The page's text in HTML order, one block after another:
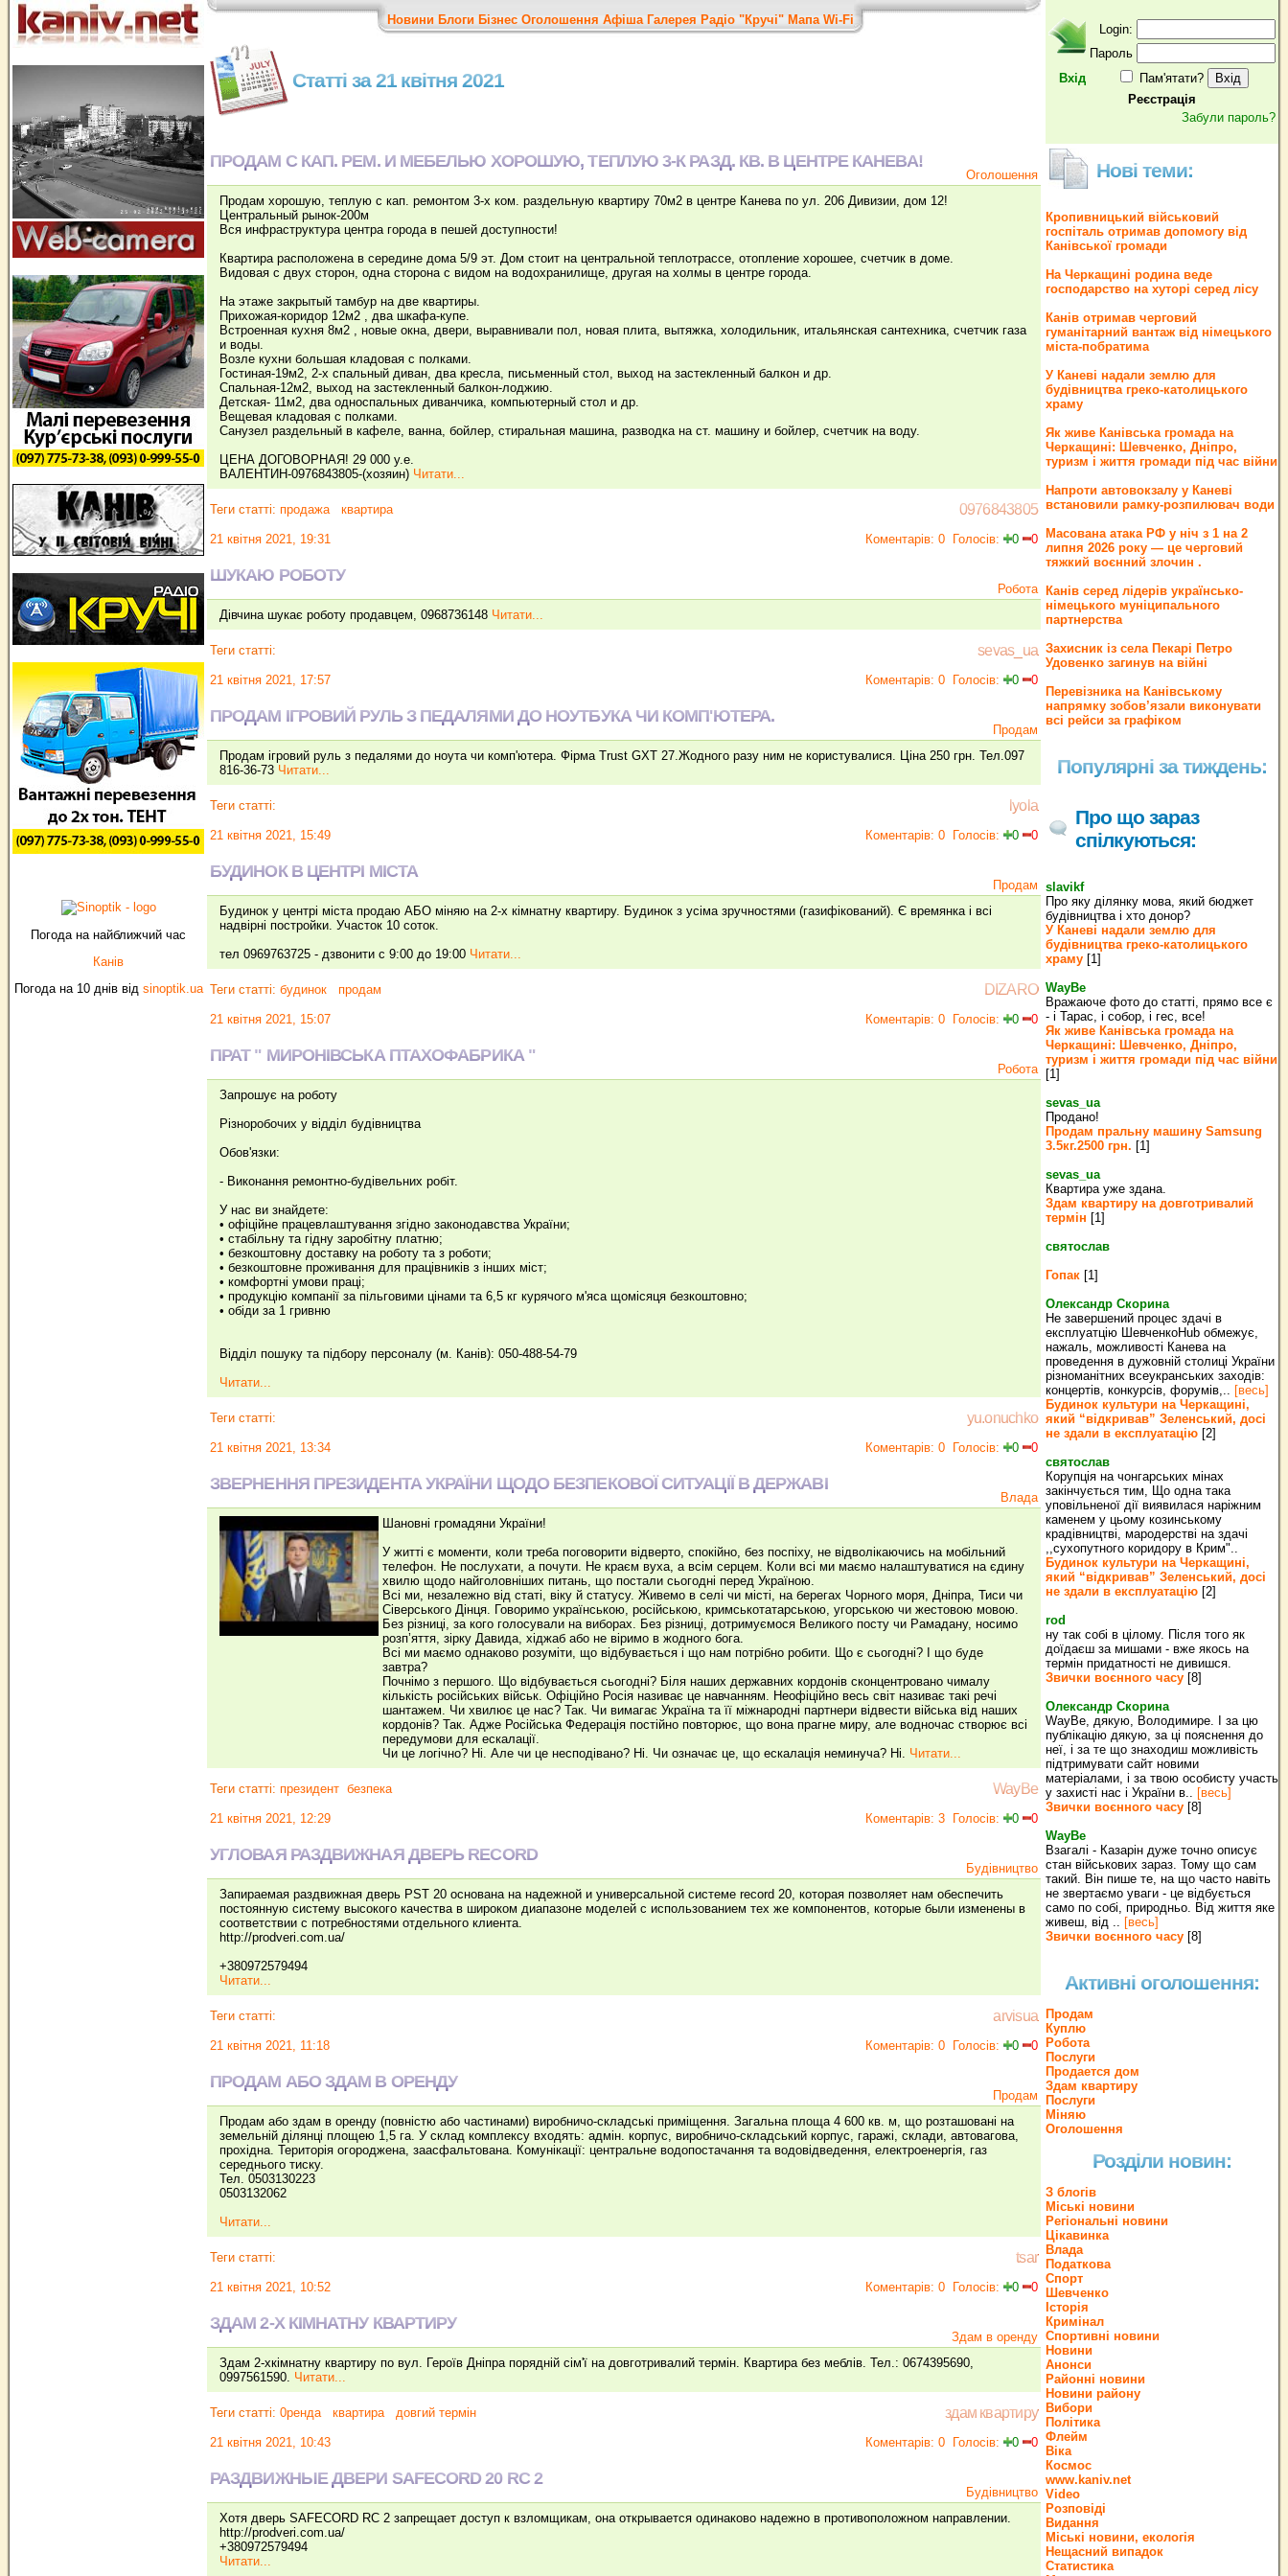
Погода на найближчий час
Канів
Погода на 10 днів від sinoptik.ua
Новини Блоги Бізнес Оголошення Афіша Галерея Радіо "Кручі" Мапа Wi-Fi
Статті за 21 квітня 2021
ПРОДАМ С КАП. РЕМ. И МЕБЕЛЬЮ ХОРОШУЮ, ТЕПЛУЮ 3-К РАЗД. КВ. В ЦЕНТРЕ КАНЕВА!
Оголошення
Продам хорошую, теплую с кап. ремонтом 3-х ком. раздельную квартиру 70м2 в центре Канева по ул. 206 Дивизии, дом 12!
Центральный рынок-200м
Вся инфраструктура центра города в пешей доступности!
Квартира расположена в середине дома 5/9 эт. Дом стоит на центральной теплотрассе, отопление хорошее, счетчик в доме.
Видовая с двух сторон, одна сторона с видом на водохранилище, другая на холмы в центре города.
На этаже закрытый тамбур на две квартиры.
Прихожая-коридор 12м2 , два шкафа-купе.
Встроенная кухня 8м2 , новые окна, двери, выравнивали пол, новая плита, вытяжка, холодильник, итальянская сантехника, счетчик газа
и воды.
Возле кухни большая кладовая с полками.
Гостиная-19м2, 2-х спальный диван, два кресла, письменный стол, выход на застекленный балкон и др.
Спальная-12м2, выход на застекленный балкон-лоджию.
Детская- 11м2, два односпальных диванчика, компьютерный стол и др.
Вещевая кладовая с полками.
Санузел раздельный в кафеле, ванна, бойлер, стиральная машина, разводка на ст. машину и бойлер, счетчик на воду.
ЦЕНА ДОГОВОРНАЯ! 29 000 у.е.
ВАЛЕНТИН-0976843805-(хозяин) Читати...
Теги статті: продажа квартира 0976843805
21 квітня 2021, 19:31 Коментарів: 0 Голосів: 0 0
ШУКАЮ РОБОТУ
Робота
Дівчина шукає роботу продавцем, 0968736148 Читати...
Теги статті: sevas_ua
21 квітня 2021, 17:57 Коментарів: 0 Голосів: 0 0
ПРОДАМ ІГРОВИЙ РУЛЬ З ПЕДАЛЯМИ ДО НОУТБУКА ЧИ КОМП'ЮТЕРА.
Продам
Продам ігровий руль з педалями до ноута чи комп'ютера. Фірма Trust GXT 27.Жодного разу ним не користувалися. Ціна 250 грн. Тел.097
816-36-73 Читати...
Теги статті: lyola
21 квітня 2021, 15:49 Коментарів: 0 Голосів: 0 0
БУДИНОК В ЦЕНТРІ МІСТА
Продам
Будинок у центрі міста продаю АБО міняю на 2-х кімнатну квартиру. Будинок з усіма зручностями (газифікований). Є времянка і всі
надвірні постройки. Участок 10 соток.
тел 0969763725 - дзвонити с 9:00 до 19:00 Читати...
Теги статті: будинок продам DIZARO
21 квітня 2021, 15:07 Коментарів: 0 Голосів: 0 0
ПРАТ " МИРОНІВСЬКА ПТАХОФАБРИКА "
Робота
Запрошує на роботу
Різноробочих у відділ будівництва
Обов'язки:
- Виконання ремонтно-будівельних робіт.
У нас ви знайдете:
• офіційне працевлаштування згідно законодавства України;
• стабільну та гідну заробітну платню;
• безкоштовну доставку на роботу та з роботи;
• безкоштовне проживання для працівників з інших міст;
• комфортні умови праці;
• продукцію компанії за пільговими цінами та 6,5 кг курячого м'яса щомісяця безкоштовно;
• обіди за 1 гривню
Відділ пошуку та підбору персоналу (м. Канів): 050-488-54-79
Читати...
Теги статті: yu.onuchko
21 квітня 2021, 13:34 Коментарів: 0 Голосів: 0 0
ЗВЕРНЕННЯ ПРЕЗИДЕНТА УКРАЇНИ ЩОДО БЕЗПЕКОВОЇ СИТУАЦІЇ В ДЕРЖАВІ
Влада
Шановні громадяни України!
У житті є моменти, коли треба поговорити відверто, спокійно, без поспіху, не відволікаючись на мобільний
телефон. Не послухати, а почути. Не краєм вуха, а всім серцем. Коли всі ми маємо налаштуватися на єдину
хвилю щодо найголовніших питань, що постали сьогодні перед Україною.
Всі ми, незалежно від статі, віку й статусу. Живемо в селі чи місті, на берегах Чорного моря, Дніпра, Тиси чи
Сіверського Дінця. Говоримо українською, російською, кримськотатарською, угорською чи жестовою мовою.
Без різниці, за кого голосували на виборах. Без різниці, дотримуємося Великого посту чи Рамадану, носимо
розп’яття, зірку Давида, хіджаб або не віримо в жодного бога.
Всі ми маємо однаково розуміти, що відбувається і що нам потрібно робити. Що є сьогодні? І що буде
завтра?
Почнімо з першого. Що відбувається сьогодні? Біля наших державних кордонів сконцентровано чималу
кількість російських військ. Офіційно Росія називає це навчанням. Неофіційно весь світ називає такі речі
шантажем. Чи хвилює це нас? Так. Чи вимагає Україна та її міжнародні партнери відвести війська від наших
кордонів? Так. Адже Російська Федерація постійно повторює, що вона прагне миру, але водночас створює всі
передумови для ескалації.
Чи це логічно? Ні. Але чи це несподівано? Ні. Чи означає це, що ескалація неминуча? Ні. Читати...
Теги статті: президент безпека WayBe
21 квітня 2021, 12:29 Коментарів: 3 Голосів: 0 0
УГЛОВАЯ РАЗДВИЖНАЯ ДВЕРЬ RECORD
Будівництво
Запираемая раздвижная дверь PST 20 основана на надежной и универсальной системе record 20, которая позволяет нам обеспечить
постоянную систему высокого качества в широком диапазоне моделей с использованием тех же компонентов, которые были изменены в
соответствии с потребностями отдельного клиента.
http://prodveri.com.ua/
+380972579494
Читати...
Теги статті: arvisua
21 квітня 2021, 11:18 Коментарів: 0 Голосів: 0 0
ПРОДАМ АБО ЗДАМ В ОРЕНДУ
Продам
Продам або здам в оренду (повністю або частинами) виробничо-складські приміщення. Загальна площа 4 600 кв. м, що розташовані на
земельній ділянці площею 1,5 га. У склад комплексу входять: адмін. корпус, виробничо-складський корпус, гаражі, склади, автовагова,
прохідна. Територія огороджена, заасфальтована. Комунікації: центральне водопостачання та водовідведення, електроенергія, газ
середнього тиску.
Тел. 0503130223
0503132062
Читати...
Теги статті: tsar
21 квітня 2021, 10:52 Коментарів: 0 Голосів: 0 0
ЗДАМ 2-Х КІМНАТНУ КВАРТИРУ
Здам в оренду
Здам 2-хкімнатну квартиру по вул. Героїв Дніпра порядній сім'ї на довготривалий термін. Квартира без меблів. Тел.: 0674395690,
0997561590. Читати...
Теги статті: 0ренда квартира довгий термін здам квартиру
21 квітня 2021, 10:43 Коментарів: 0 Голосів: 0 0
РАЗДВИЖНЫЕ ДВЕРИ SAFECORD 20 RC 2
Будівництво
Хотя дверь SAFECORD RC 2 запрещает доступ к взломщикам, она открывается одинаково надежно в противоположном направлении.
http://prodveri.com.ua/
+380972579494
Читати...
Вхід
Login:
Пароль
Пам'ятати?
Реєстрація
Забули пароль?
Нові теми:
Кропивницький військовий
госпіталь отримав допомогу від
Канівської громади
На Черкащині родина веде
господарство на хуторі серед лісу
Канів отримав черговий
гуманітарний вантаж від німецького
міста-побратима
У Каневі надали землю для
будівництва греко‐католицького
храму
Як живе Канівська громада на
Черкащині: Шевченко, Дніпро,
туризм і життя громади під час війни
Напроти автовокзалу у Каневі
встановили рамку-розпилювач води
Масована атака РФ у ніч з 1 на 2
липня 2026 року — це черговий
тяжкий воєнний злочин .
Канів серед лідерів українсько-
німецького муніципального
партнерства
Захисник із села Пекарі Петро
Удовенко загинув на війні
Перевізника на Канівському
напрямку зобов’язали виконувати
всі рейси за графіком
Популярні за тиждень:
Про що зараз
спілкуються:
slavikf
Про яку ділянку мова, який бюджет
будівництва і хто донор?
У Каневі надали землю для
будівництва греко‐католицького
храму [1]
WayBe
Вражаюче фото до статті, прямо все є
- і Тарас, і собор, і гес, все!
Як живе Канівська громада на
Черкащині: Шевченко, Дніпро,
туризм і життя громади під час війни
[1]
sevas_ua
Продано!
Продам пральну машину Samsung
3.5кг.2500 грн. [1]
sevas_ua
Квартира уже здана.
Здам квартиру на довготривалий
термін [1]
святослав
Гопак [1]
Олександр Скорина
Не завершений процес здачі в
експлуатцію ШевченкоHub обмежує,
нажаль, можливості Канева на
проведення в дужовній столиці України
різноманітних всеукранських заходів:
концертів, конкурсів, форумів,.. [весь]
Будинок культури на Черкащині,
який “відкривав” Зеленський, досі
не здали в експлуатацію [2]
святослав
Корупція на чонгарських мінах
закінчується тим, Що одна така
уповільненої дії виявилася наріжним
каменем у цьому козинському
крадівництві, мародерстві на здачі
,,сухопутного коридору в Крим"..
Будинок культури на Черкащині,
який “відкривав” Зеленський, досі
не здали в експлуатацію [2]
rod
ну так собі в цілому. Після того як
доїдаєш за мишами - вже якось на
термін придатності не дивишся.
Звички воєнного часу [8]
Олександр Скорина
WayBe, дякую, Володимире. І за цю
публікацію дякую, за ці пояснення до
неї, і за те що знаходиш можливість
підтримувати сайт новими
матеріалами, і за твою особисту участь
у захисті нас і України в.. [весь]
Звички воєнного часу [8]
WayBe
Взагалі - Казарін дуже точно описує
стан військових зараз. Тому що сам
такий. Він пише те, на що часто навіть
не звертаємо уваги - це відбується
само по собі, природньо. Від життя яке
живеш, від .. [весь]
Звички воєнного часу [8]
Активні оголошення:
Продам
Куплю
Робота
Послуги
Продается дом
Здам квартиру
Послуги
Міняю
Оголошення
Розділи новин:
З блогів
Міські новини
Регіональні новини
Цікавинка
Влада
Податкова
Спорт
Шевченко
Історія
Кримінал
Спортивні новини
Новини
Анонси
Районні новини
Новини району
Вибори
Політика
Флейм
Віка
Космос
www.kaniv.net
Video
Розповіді
Видання
Міські новини, екологія
Нещасний випадок
Статистика